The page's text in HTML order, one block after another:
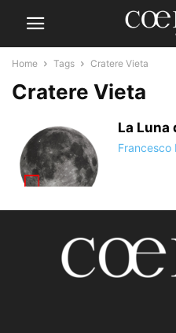
Home Tags Cratere Vieta
Cratere Vieta
La Luna
Francesco